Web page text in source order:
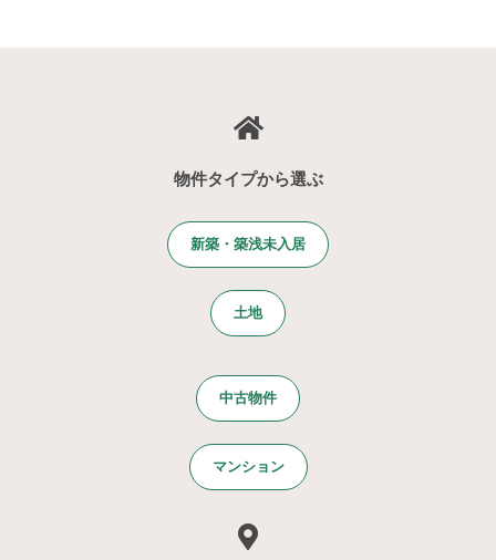
物件タイプから選ぶ
新築・築浅未入居
土地
中古物件
マンション